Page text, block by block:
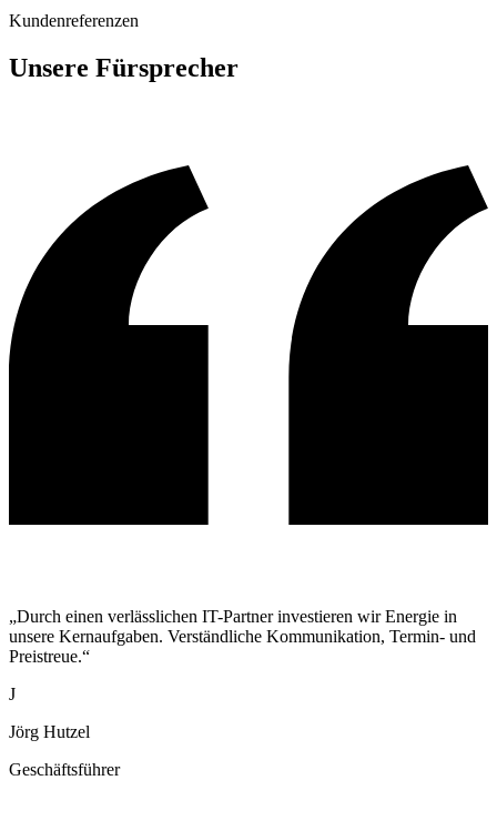
Kundenreferenzen
Unsere Fürsprecher
„Durch einen verlässlichen IT-Partner investieren wir Energie in
unsere Kernaufgaben. Verständliche Kommunikation, Termin- und
Preistreue.“
J
Jörg Hutzel
Geschäftsführer